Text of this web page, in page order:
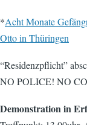
*Acht Monate
Otto in Thüringen
“Residenzpflicht”
NO POLICE! NO
Demonstration in